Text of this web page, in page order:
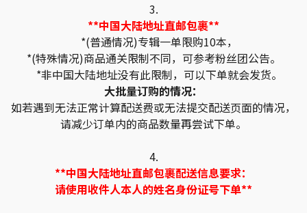
3.
**中国大陆地址直邮包裹**
*(普通情况)专辑一单限购10本，
*(特殊情况)商品通关限制不同，可参考粉丝团公告。
*非中国大陆地址没有此限制，可以下单就会发货。
大批量订购的情况：
如若遇到无法正常计算配送费或无法提交配送页面的情况，
请减少订单内的商品数量再尝试下单。
4.
**中国大陆地址直邮包裹配送信息要求：
请使用收件人本人的姓名身份证号下单**